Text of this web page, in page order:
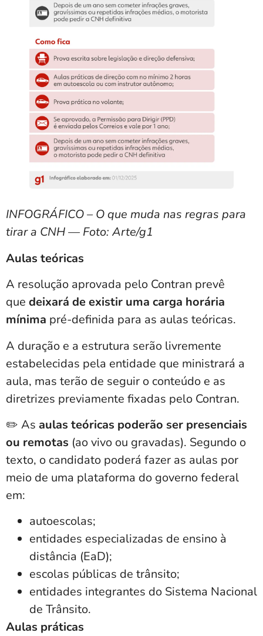
INFOGRÁFICO – O que muda nas regras para
tirar a CNH — Foto: Arte/g1
Aulas teóricas
A resolução aprovada pelo Contran prevê
que deixará de existir uma carga horária
mínima pré-definida para as aulas teóricas.
A duração e a estrutura serão livremente
estabelecidas pela entidade que ministrará a
aula, mas terão de seguir o conteúdo e as
diretrizes previamente fixadas pelo Contran.
✏️ As aulas teóricas poderão ser presenciais
ou remotas (ao vivo ou gravadas). Segundo o
texto, o candidato poderá fazer as aulas por
meio de uma plataforma do governo federal
em:
autoescolas;
entidades especializadas de ensino à
distância (EaD);
escolas públicas de trânsito;
entidades integrantes do Sistema Nacional
de Trânsito.
Aulas práticas